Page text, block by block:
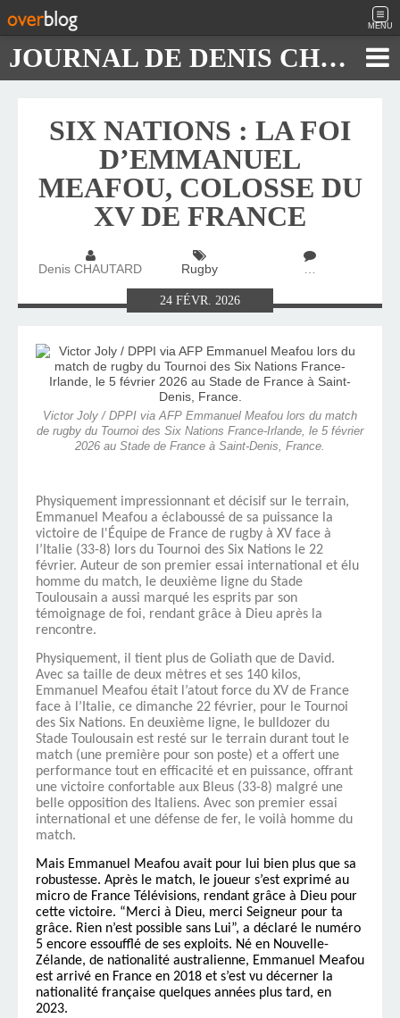
MENU
JOURNAL DE DENIS CHAUTARD
SIX NATIONS : LA FOI
D’EMMANUEL
MEAFOU, COLOSSE DU
XV DE FRANCE
Denis CHAUTARD Rugby …
24 FÉVR. 2026
Victor Joly / DPPI via AFP Emmanuel Meafou lors du match
de rugby du Tournoi des Six Nations France-Irlande, le 5 février
2026 au Stade de France à Saint-Denis, France.
Physiquement impressionnant et décisif sur le terrain,
Emmanuel Meafou a éclaboussé de sa puissance la
victoire de l'Équipe de France de rugby à XV face à
l’Italie (33-8) lors du Tournoi des Six Nations le 22
février. Auteur de son premier essai international et élu
homme du match, le deuxième ligne du Stade
Toulousain a aussi marqué les esprits par son
témoignage de foi, rendant grâce à Dieu après la
rencontre.
Physiquement, il tient plus de Goliath que de David.
Avec sa taille de deux mètres et ses 140 kilos,
Emmanuel Meafou était l’atout force du XV de France
face à l’Italie, ce dimanche 22 février, pour le Tournoi
des Six Nations. En deuxième ligne, le bulldozer du
Stade Toulousain est resté sur le terrain durant tout le
match (une première pour son poste) et a offert une
performance tout en efficacité et en puissance, offrant
une victoire confortable aux Bleus (33-8) malgré une
belle opposition des Italiens. Avec son premier essai
international et une défense de fer, le voilà homme du
match.
Mais Emmanuel Meafou avait pour lui bien plus que sa
robustesse. Après le match, le joueur s’est exprimé au
micro de France Télévisions, rendant grâce à Dieu pour
cette victoire. “Merci à Dieu, merci Seigneur pour ta
grâce. Rien n’est possible sans Lui”, a déclaré le numéro
5 encore essoufflé de ses exploits. Né en Nouvelle-
Zélande, de nationalité australienne, Emmanuel Meafou
est arrivé en France en 2018 et s’est vu décerner la
nationalité française quelques années plus tard, en
2023.